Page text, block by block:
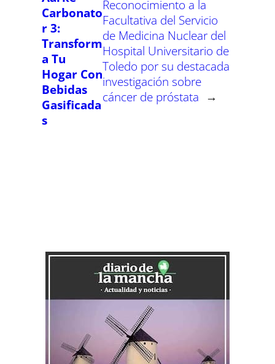
Carbonato
r 3:
Transform
a Tu
Hogar Con
Bebidas
Gasificada
s
Reconocimiento a la
Facultativa del Servicio
de Medicina Nuclear del
Hospital Universitario de
Toledo por su destacada
investigación sobre
cáncer de próstata →